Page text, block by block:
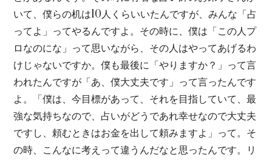
いて、僕らの机は10人くらいいたんですが、みんな「占
ってよ」ってやるんですよ。その時に、僕は「この人プ
ロなのにな」って思いながら、その人はやってあげるわ
けじゃないですか。僕も最後に「やりますか？」って言
われたんですが「あ、僕大丈夫です」って言ったんです
よ。「僕は、今目標があって、それを目指していて、最
強な気持ちなので、占いがどうであれ幸せなので大丈夫
ですし、頼むときはお金を出して頼みますよ」って。そ
の時、こんなに考えって違うんだなと思ったんです。リ